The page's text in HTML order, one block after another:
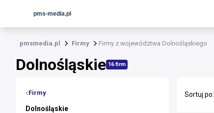
pmsmedia.pl Firmy Firmy z województwa Dolnośląskiego
Dolnośląskie 16 firm
Firmy
Dolnośląskie
Sortuj po: